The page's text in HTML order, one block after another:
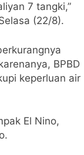
7 tangki,”
(22/8).
BPBD
keperluan air
El Nino,